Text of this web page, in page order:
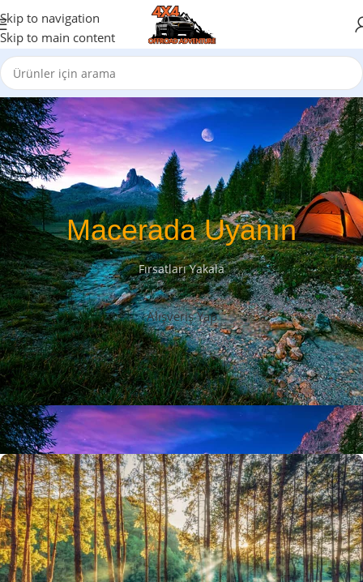
Skip to navigation
Skip to main content
Macerada Uyanın
Fırsatları Yakala
Alışveriş Yap